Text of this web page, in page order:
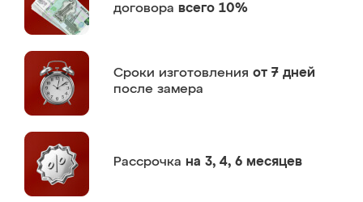
договора всего 10%
Сроки изготовления от 7 дней
после замера
Рассрочка на 3, 4, 6 месяцев